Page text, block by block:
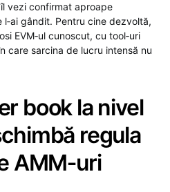
vezi confirmat aproape
gândit. Pentru cine dezvoltă,
EVM‑ul cunoscut, cu tool‑uri
care sarcina de lucru intensă nu
book la nivel
regula
AMM‑uri